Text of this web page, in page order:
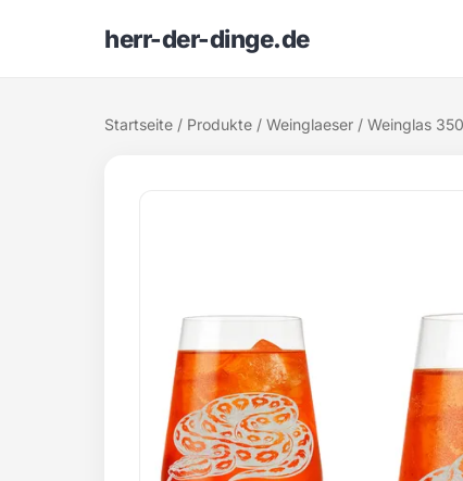
herr-der-dinge.de
Startseite / Produkte / Weinglaeser / Weinglas